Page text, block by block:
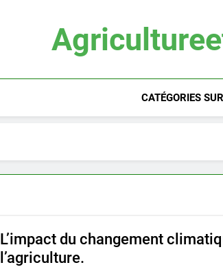
CATÉGORIES
L’impact du changement
l’agriculture.